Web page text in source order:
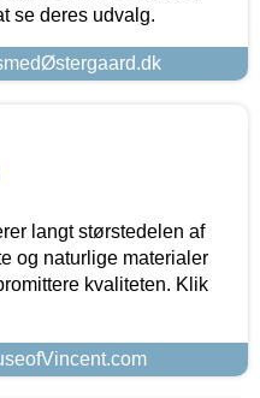
se deres udvalg.
langt størstedelen af
og naturlige materialer
kvaliteten. Klik